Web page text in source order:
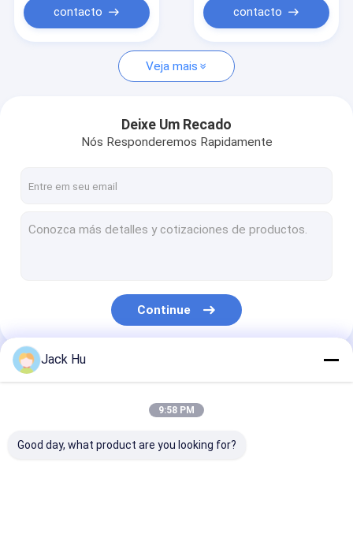
Peça umas citações
Ônibus do avental do aeroporto
Escadas automotoras do passageiro
Aeroporto Ambulift
Caminhão de serviço de banheiro
Ônibus do passageiro do aeroporto
contacto contacto
Veja mais
Deixe Um Recado
Nós Responderemos Rapidamente
Continue
Nossas Categorias
Jack Hu
9:58 PM
Good day, what product are you looking for?